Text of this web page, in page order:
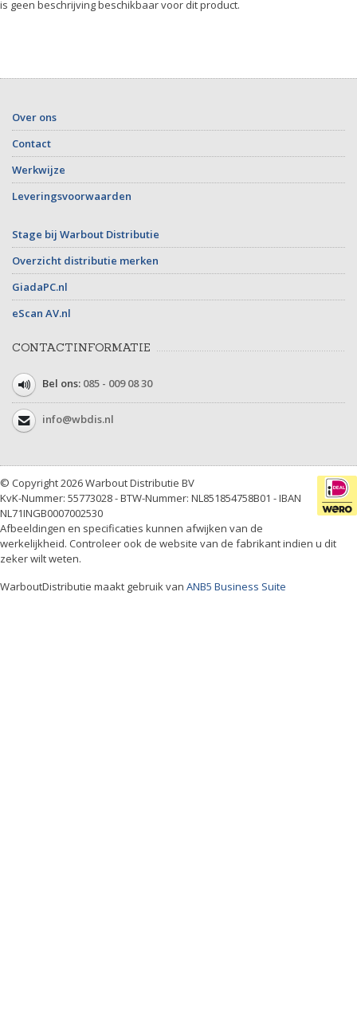
geen beschrijving beschikbaar voor dit product.
Over ons
Contact
Werkwijze
Leveringsvoorwaarden
Stage bij Warbout Distributie
Overzicht distributie merken
GiadaPC.nl
eScan AV.nl
CONTACTINFORMATIE
Bel ons: 085 - 009 08 30
info@wbdis.nl
© Copyright 2026 Warbout Distributie BV
KvK-Nummer: 55773028 - BTW-Nummer: NL851854758B01 - IBAN
NL71INGB0007002530
Afbeeldingen en specificaties kunnen afwijken van de
werkelijkheid. Controleer ook de website van de fabrikant indien u dit
zeker wilt weten.
WarboutDistributie maakt gebruik van ANB5 Business Suite